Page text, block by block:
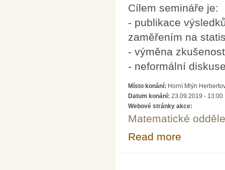
Cílem semináře je:
- publikace
zaměřením na
- výměna
- neformální
Místo konání: Horní Mlýn
Datum konání: 23.09.2019 - 13:00
Webové stránky akce:
Matematické
Read more